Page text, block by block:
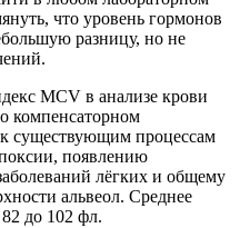
что уровень гормонов
разницу, но не
MCV в анализе крови
компенсаторном
существующим процессам
появлению
лёгких и общему
альвеол. Среднее
до 102 фл.